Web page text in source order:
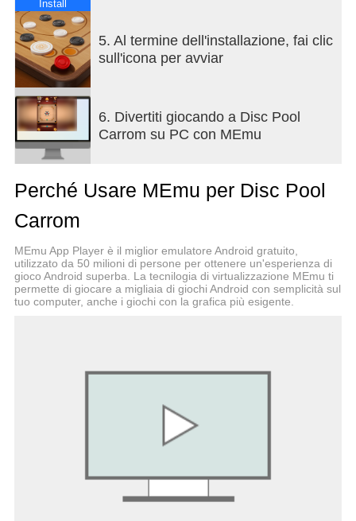
► Nuovi eventi settimanali a tempo limitato che ti
terranno incollato. Gioca di più per vincere di più.
► Gira la ruota e sblocca attaccanti, dischi e molto
altro ancora
►Gioca partite multigiocatore in 3 modalità di
gioco: Carrom, Free Style e Disc Pool
►Gioca con i tuoi amici.
►Competi con i migliori giocatori.
►Tenta la fortuna con il Golden Shot giornaliero
►Gioca in tutto il mondo in arene gloriose.
►Controlli fluidi e fisica realistica.
►Sblocca un'ampia gamma di attaccanti e dischi.
►Vinci forzieri della vittoria gratuiti con premi
entusiasmanti.
►Potenzia i tuoi attaccanti e scatena la frenesia.
►Supporta la riproduzione offline.
(include oggetti casuali).
Install
5. Al termine dell'installazione, fai clic
sull'icona per avviar
6. Divertiti giocando a Disc Pool
Carrom su PC con MEmu
Perché Usare MEmu per Disc Pool
Carrom
MEmu App Player è il miglior emulatore Android gratuito,
utilizzato da 50 milioni di persone per ottenere un'esperienza di
gioco Android superba. La tecnilogia di virtualizzazione MEmu ti
permette di giocare a migliaia di giochi Android con semplicità sul
tuo computer, anche i giochi con la grafica più esigente.